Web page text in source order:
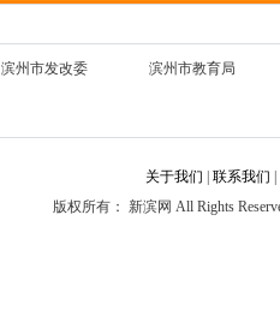
滨州市发改委 滨州市教育局
关于我们 联系我们
版权所有： 新滨网 All Rights